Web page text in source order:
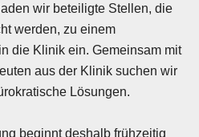
wir beteiligte Stellen, die
werden, zu einem
die Klinik ein. Gemeinsam mit
aus der Klinik suchen wir
Lösungen.
beginnt deshalb frühzeitig